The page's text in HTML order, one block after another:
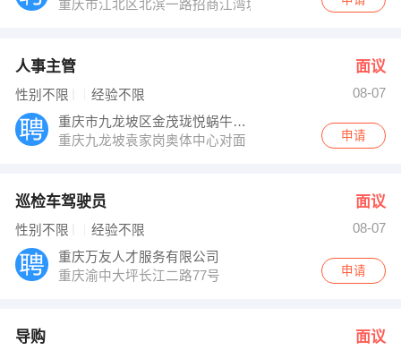
重庆市江北区北滨一路招商江湾城
人事主管 面议
性别不限 经验不限
08-07
重庆市九龙坡区金茂珑悦蜗牛幼儿园
重庆九龙坡袁家岗奥体中心对面
申请
巡检车驾驶员 面议
性别不限 经验不限
08-07
重庆万友人才服务有限公司
重庆渝中大坪长江二路77号
申请
导购 面议